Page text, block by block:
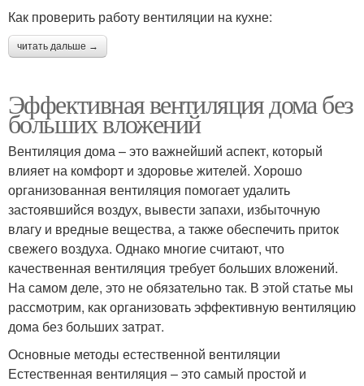
Как проверить работу вентиляции на кухне:
читать дальше →
Эффективная вентиляция дома без
больших вложений
Вентиляция дома – это важнейший аспект, который
влияет на комфорт и здоровье жителей. Хорошо
организованная вентиляция помогает удалить
застоявшийся воздух, вывести запахи, избыточную
влагу и вредные вещества, а также обеспечить приток
свежего воздуха. Однако многие считают, что
качественная вентиляция требует больших вложений.
На самом деле, это не обязательно так. В этой статье мы
рассмотрим, как организовать эффективную вентиляцию
дома без больших затрат.
Основные методы естественной вентиляции
Естественная вентиляция – это самый простой и